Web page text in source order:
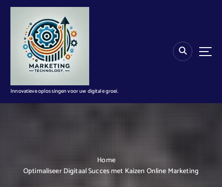
n
Innovatieve oplossingen voor uw digitale groei.
Home
Optimaliseer Digitaal Succes met Kaizen Online Marketing